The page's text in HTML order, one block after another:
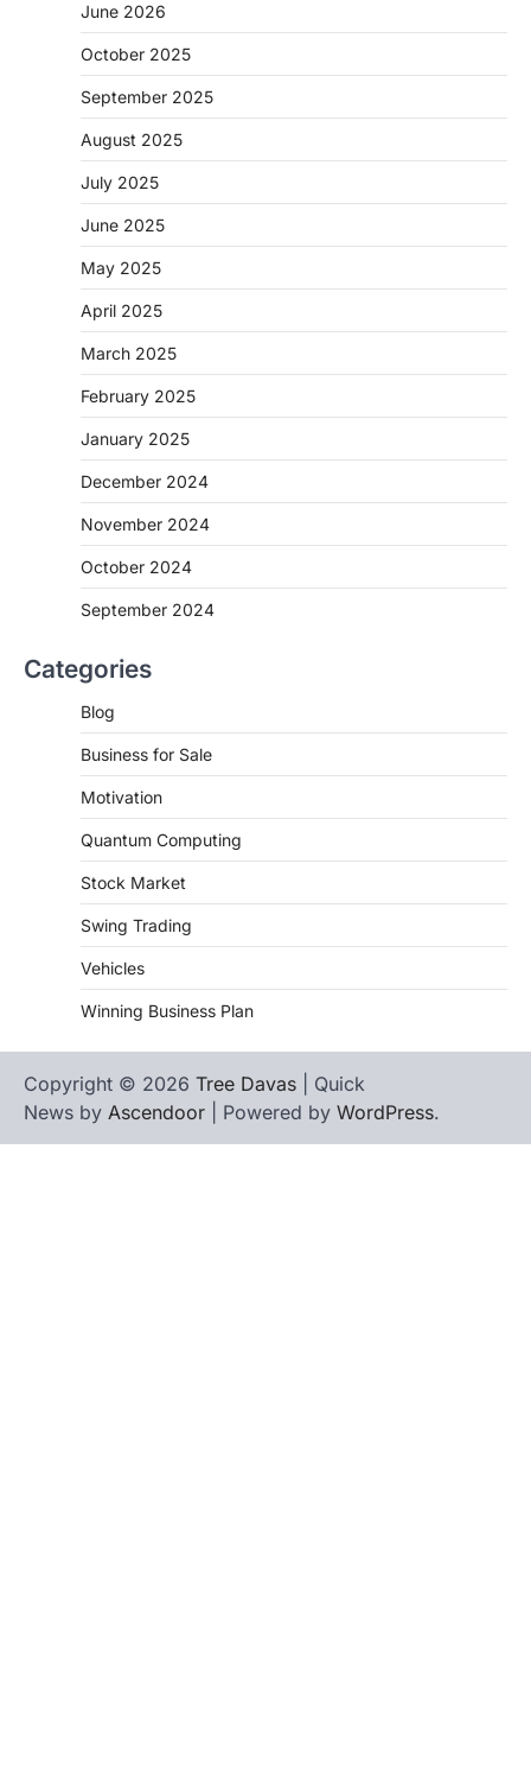
June 2026
October 2025
September 2025
August 2025
July 2025
June 2025
May 2025
April 2025
March 2025
February 2025
January 2025
December 2024
November 2024
October 2024
September 2024
Categories
Blog
Business for Sale
Motivation
Quantum Computing
Stock Market
Swing Trading
Vehicles
Winning Business Plan
Copyright © 2026 Tree Davas | Quick
News by Ascendoor | Powered by WordPress.